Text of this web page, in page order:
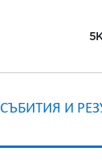
СЪБИТИЯ И